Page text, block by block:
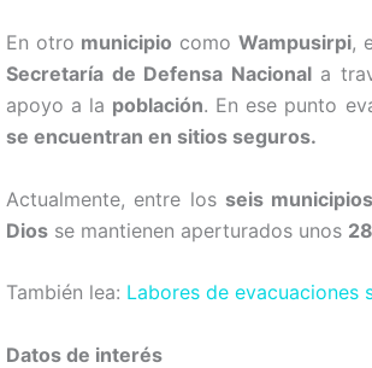
En otro municipio como Wampusirpi,
Secretaría de Defensa Nacionala
apoyo a la población. En ese punto
se encuentran en sitios seguros.
Actualmente, entre los seis municipios
Dios se mantienen aperturados unos
También lea: Labores de evacuaciones
Datos de interés